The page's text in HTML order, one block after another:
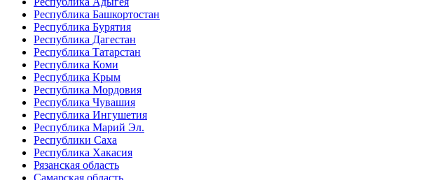
Республика Башкортостан
Республика Бурятия
Республика Дагестан
Республика Татарстан
Республика Коми
Республика Крым
Республика Мордовия
Республика Чувашия
Республика Ингушетия
Республика Марий Эл.
Республики Саха
Республика Хакасия
Рязанская область
Самарская область